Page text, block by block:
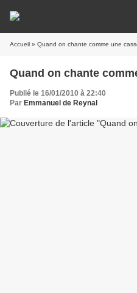
Accueil » Quand on chante comme une
Quand on chante
Publié le 16/01/2010 à 22:40
Par Emmanuel de Reynal